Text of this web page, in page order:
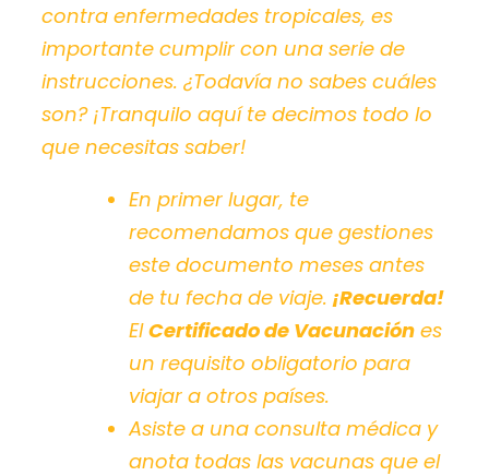
contra enfermedades tropicales, es
importante cumplir con una serie de
instrucciones. ¿Todavía no sabes cuáles
son? ¡Tranquilo aquí te decimos todo lo
que necesitas saber!
En primer lugar, te
recomendamos que gestiones
este documento meses antes
de tu fecha de viaje. ¡Recuerda!
ElCertificado de Vacunación es
un requisito obligatorio para
viajar a otros países.
Asiste a una consulta médica y
anota todas las vacunas que el